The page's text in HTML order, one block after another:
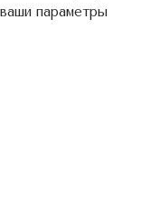
ваши параметры